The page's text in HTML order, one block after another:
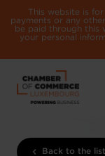
This website is
payments or any
be paid through this
your personal
Back to the list